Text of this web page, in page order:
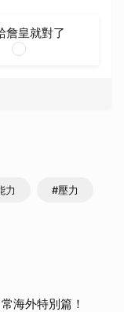
詹皇就對了
力 #壓力
海外特別篇！